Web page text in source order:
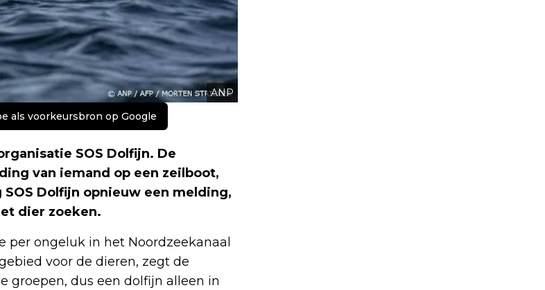
ANP
als voorkeursbron op Google
SOS Dolfijn. De
van iemand op een zeilboot,
Dolfijn opnieuw een melding,
dier zoeken.
ongeluk in het Noordzeekanaal
voor de dieren, zegt de
groepen, dus een dolfijn alleen in